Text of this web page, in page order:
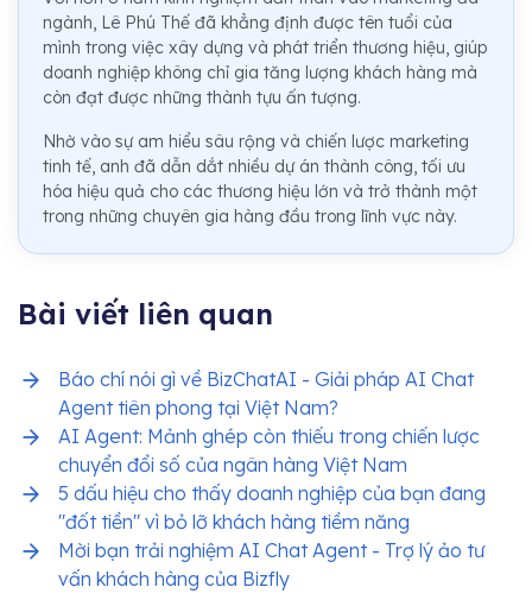
ngành, Lê Phú Thế đã khẳng định được tên tuổi của
mình trong việc xây dựng và phát triển thương hiệu, giúp
doanh nghiệp không chỉ gia tăng lượng khách hàng mà
còn đạt được những thành tựu ấn tượng.
Nhờ vào sự am hiểu sâu rộng và chiến lược marketing
tinh tế, anh đã dẫn dắt nhiều dự án thành công, tối ưu
hóa hiệu quả cho các thương hiệu lớn và trở thành một
trong những chuyên gia hàng đầu trong lĩnh vực này.
Bài viết liên quan
Báo chí nói gì về BizChatAI - Giải pháp AI Chat
Agent tiên phong tại Việt Nam?
AI Agent: Mảnh ghép còn thiếu trong chiến lược
chuyển đổi số của ngân hàng Việt Nam
5 dấu hiệu cho thấy doanh nghiệp của bạn đang
"đốt tiền" vì bỏ lỡ khách hàng tiềm năng
Mời bạn trải nghiệm AI Chat Agent - Trợ lý ảo tư
vấn khách hàng của Bizfly